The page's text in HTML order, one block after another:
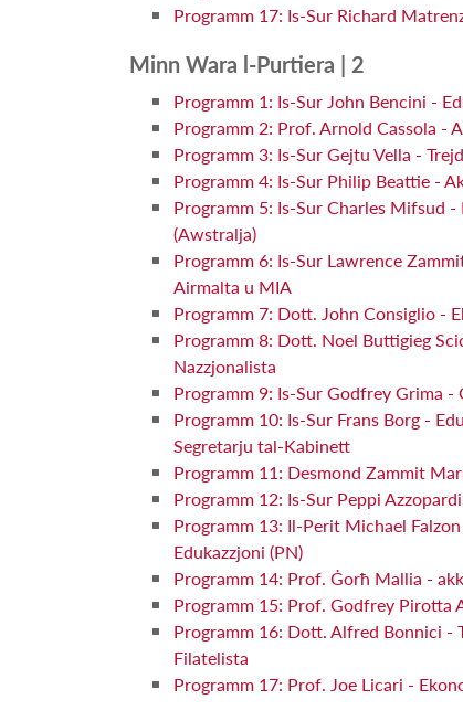
Programm 17: Is-Sur Richard
Minn Wara l-Purtiera | 2
Programm 1: Is-Sur John Bencini -
Programm 2: Prof. Arnold Cassola -
Programm 3: Is-Sur Gejtu Vella -
Programm 4: Is-Sur Philip Beattie -
Programm 5: Is-Sur Charles Mifsud
(Awstralja)
Programm 6: Is-Sur Lawrence
Airmalta u MIA
Programm 7: Dott. John Consiglio -
Programm 8: Dott. Noel Buttigieg
Nazzjonalista
Programm 9: Is-Sur Godfrey Grima -
Programm 10: Is-Sur Frans Borg -
Segretarju tal-Kabinett
Programm 11: Desmond Zammit
Programm 12: Is-Sur Peppi
Programm 13: Il-Perit Michael
Edukazzjoni (PN)
Programm 14: Prof. Ġorħ Mallia -
Programm 15: Prof. Godfrey Pirotta
Programm 16: Dott. Alfred Bonnici -
Filatelista
Programm 17: Prof. Joe Licari -